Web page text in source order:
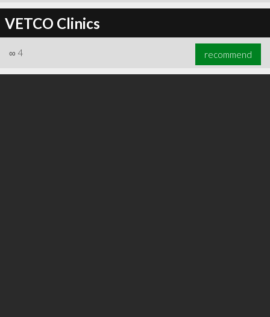
VETCO Clinics
∞ 4 recommend